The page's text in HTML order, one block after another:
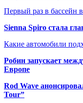
Первый раз в бассейн
Sienna Spiro стала
Какие автомобили
Робин запускает
Европе
Rod Wave
Tour”